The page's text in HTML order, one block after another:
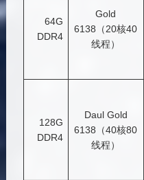
64G
DDR4
Gold
6138（20核40
线程）
128G
DDR4
Daul Gold
6138（40核80
线程）